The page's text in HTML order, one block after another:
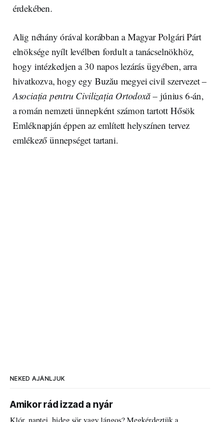
érdekében.
Alig néhány órával korábban a Magyar Polgári Párt
elnöksége nyílt levélben fordult a tanácselnökhöz,
hogy intézkedjen a 30 napos lezárás ügyében, arra
hivatkozva, hogy egy Buzău megyei civil szervezet –
Asociația pentru Civilizația Ortodoxă– június 6-án,
a román nemzeti ünnepként számon tartott Hősök
Emléknapján éppen az említett helyszínen tervez
emlékező ünnepséget tartani.
NEKED AJÁNLJUK
Amikor rád izzad a nyár